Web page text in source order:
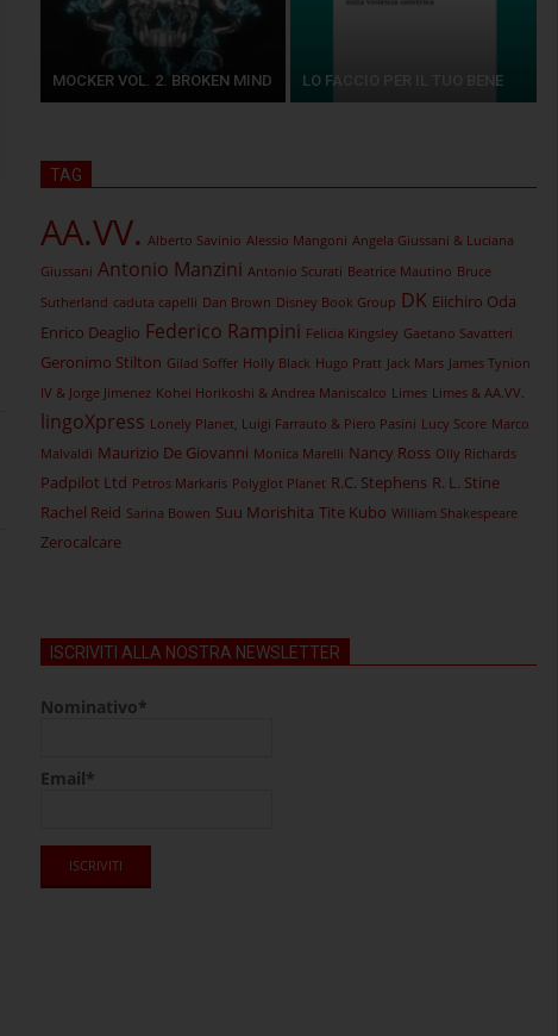
MOCKER VOL. 2. BROKEN MIND LO FACCIO PER IL TUO BENE
TAG
AA.VV. Alberto Savinio Alessio Mangoni Angela Giussani & Luciana
Giussani Antonio Manzini Antonio Scurati Beatrice Mautino Bruce
Sutherland caduta capelli Dan Brown Disney Book Group DK Eiichiro Oda
Enrico Deaglio Federico Rampini Felicia Kingsley Gaetano Savatteri
Geronimo Stilton Gilad Soffer Holly Black Hugo Pratt Jack Mars James Tynion
IV & Jorge Jimenez Kohei Horikoshi & Andrea Maniscalco Limes Limes & AA.VV.
lingoXpress Lonely Planet, Luigi Farrauto & Piero Pasini Lucy Score Marco
Malvaldi Maurizio De Giovanni Monica Marelli Nancy Ross Olly Richards
Padpilot Ltd Petros Markaris Polyglot Planet R.C. Stephens R. L. Stine
Rachel Reid Sarina Bowen Suu Morishita Tite Kubo William Shakespeare
Zerocalcare
ISCRIVITI ALLA NOSTRA NEWSLETTER
Nominativo*
Email*